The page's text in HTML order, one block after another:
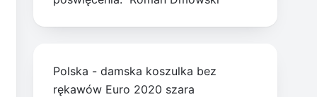
Polska - damska koszulka bez
rękawów Euro 2020 szara